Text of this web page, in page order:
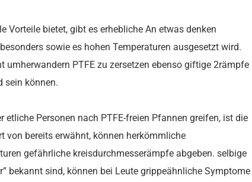
Vorteile bietet, gibt es erhebliche An etwas denken
sowie es hohen Temperaturen ausgesetzt wird.
umherwandern PTFE zu zersetzen ebenso giftige 2rämpfe
sein können.
etliche Personen nach PTFE-freien Pfannen greifen, ist die
von bereits erwähnt, können herkömmliche
gefährliche kreisdurchmesserämpfe abgeben. selbige
bekannt sind, können bei Leute grippeähnliche Symptome